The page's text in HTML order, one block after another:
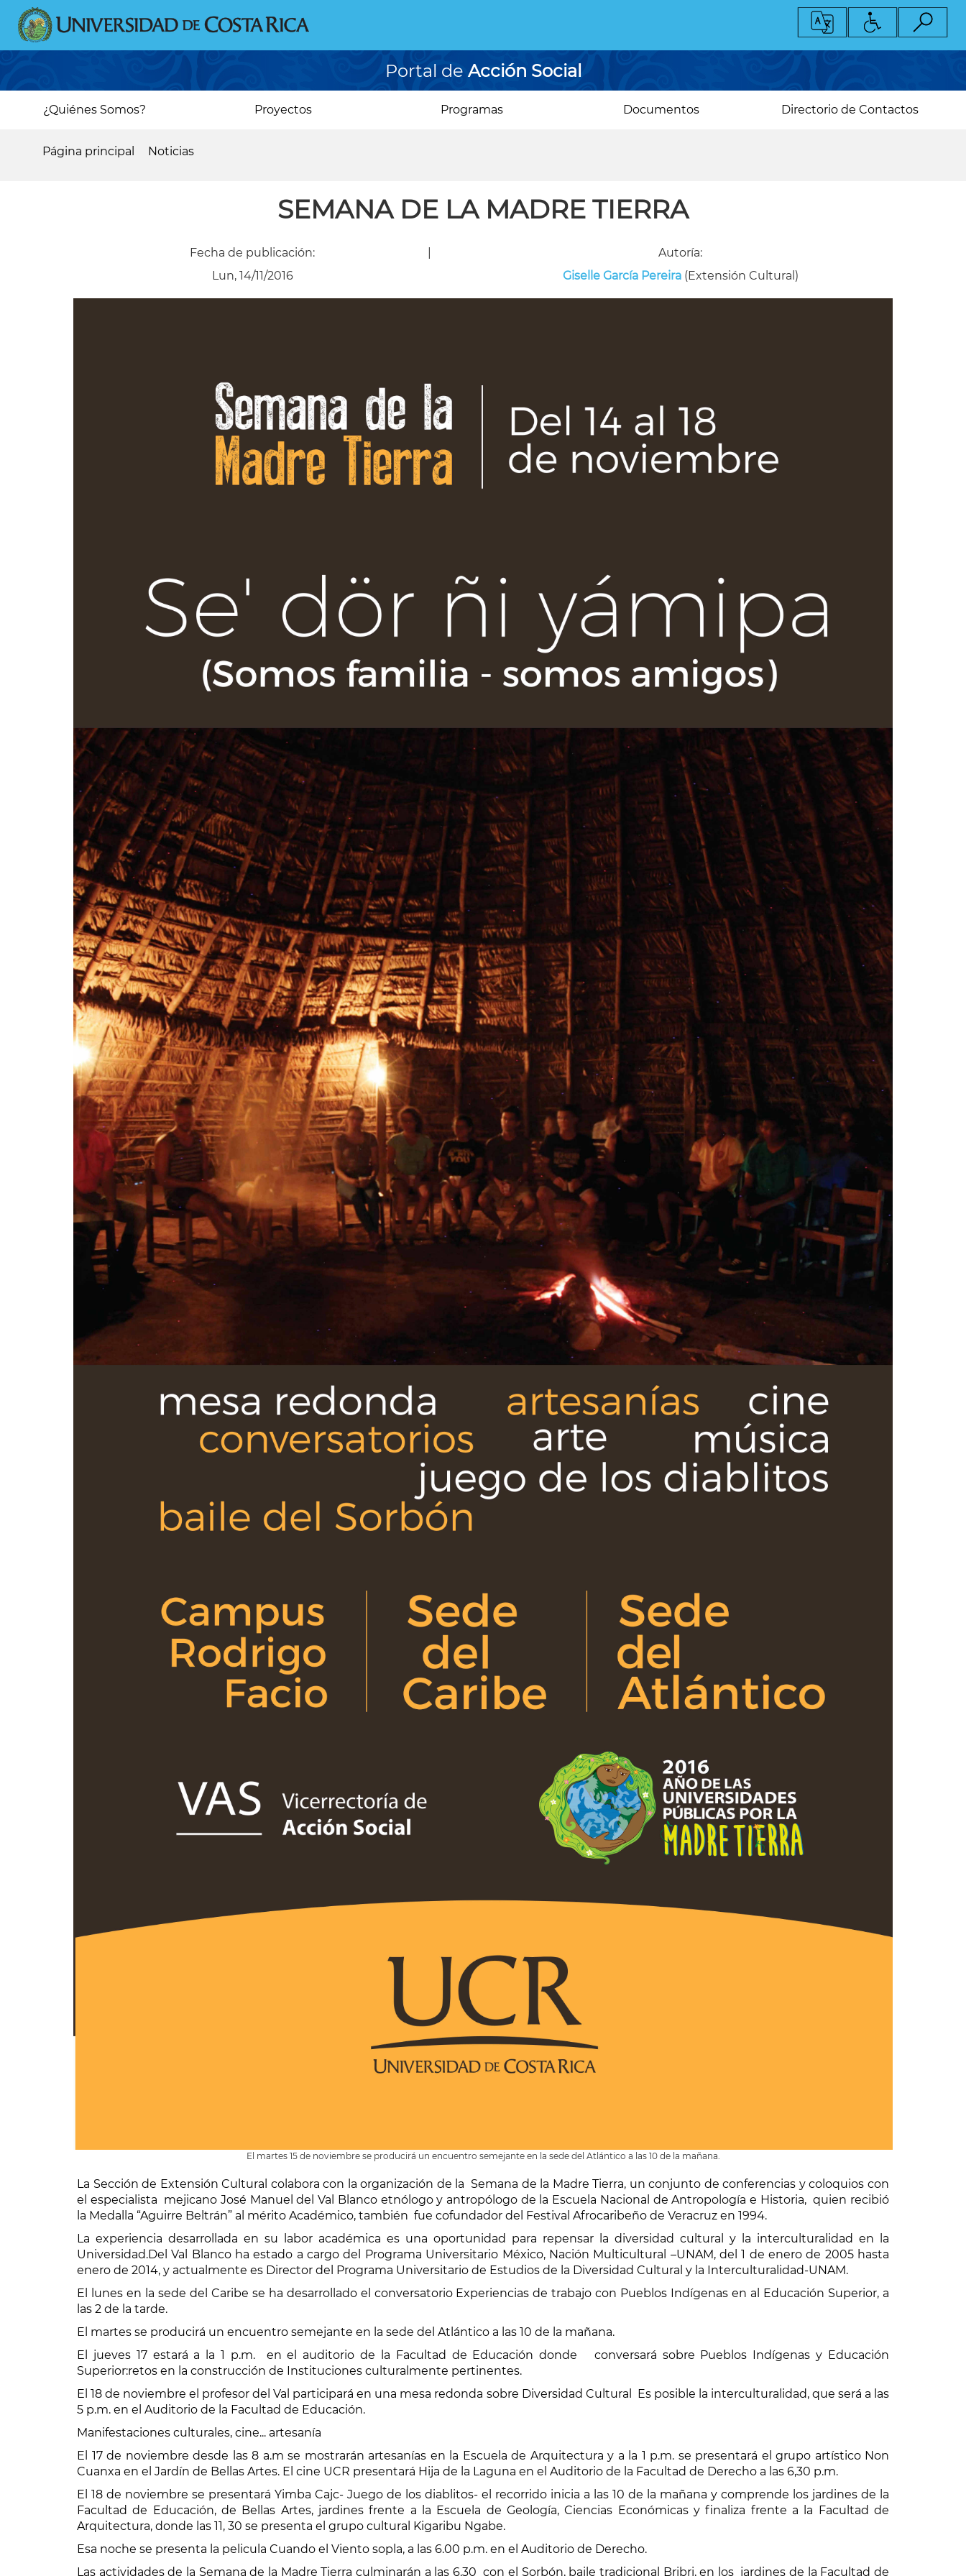
Pasar
contenido
principal
Portal de Acción Social
Main¿Quiénes Somos? Proyectos Programas Documentos Directorio de Contactos
Página principal Noticias
SEMANA DE LA MADRE TIERRA
Fecha de publicación:
Lun, 14/11/2016
Autoría:
Giselle García Pereira(Extensión Cultural)
El martes 15 de noviembre se producirá un encuentro semejante en la sede del Atlántico a las 10 de la mañana.
La Sección de Extensión Cultural colabora con la organización de la Semana de la Madre Tierra, un conjunto de conferencias y coloquios con
el especialista mejicano José Manuel del Val Blanco etnólogo y antropólogo de la Escuela Nacional de Antropología e Historia, quien recibió
la Medalla “Aguirre Beltrán” al mérito Académico, también fue cofundador del Festival Afrocaribeño de Veracruz en 1994.
La experiencia desarrollada en su labor académica es una oportunidad para repensar la diversidad cultural y la interculturalidad en la
Universidad.Del Val Blanco ha estado a cargo del Programa Universitario México, Nación Multicultural –UNAM, del 1 de enero de 2005 hasta
enero de 2014, y actualmente es Director del Programa Universitario de Estudios de la Diversidad Cultural y la Interculturalidad-UNAM.
El lunes en la sede del Caribe se ha desarrollado el conversatorio Experiencias de trabajo con Pueblos Indígenas en al Educación Superior, a
las 2 de la tarde.
El martes se producirá un encuentro semejante en la sede del Atlántico a las 10 de la mañana.
El jueves 17 estará a la 1 p.m. en el auditorio de la Facultad de Educación donde conversará sobre Pueblos Indígenas y Educación
Superior:retos en la construcción de Instituciones culturalmente pertinentes.
El 18 de noviembre el profesor del Val participará en una mesa redonda sobre Diversidad Cultural Es posible la interculturalidad, que será a las
5 p.m. en el Auditorio de la Facultad de Educación.
Manifestaciones culturales, cine... artesanía
El 17 de noviembre desde las 8 a.m se mostrarán artesanías en la Escuela de Arquitectura y a la 1 p.m. se presentará el grupo artístico Non
Cuanxa en el Jardín de Bellas Artes. El cine UCR presentará Hija de la Laguna en el Auditorio de la Facultad de Derecho a las 6,30 p.m.
El 18 de noviembre se presentará Yimba Cajc- Juego de los diablitos- el recorrido inicia a las 10 de la mañana y comprende los jardines de la
Facultad de Educación, de Bellas Artes, jardines frente a la Escuela de Geología, Ciencias Económicas y finaliza frente a la Facultad de
Arquitectura, donde las 11, 30 se presenta el grupo cultural Kigaribu Ngabe.
Esa noche se presenta la pelicula Cuando el Viento sopla, a las 6.00 p.m. en el Auditorio de Derecho.
Las actividades de la Semana de la Madre Tierra culminarán a las 6.30 con el Sorbón, baile tradicional Bribri, en los jardines de la Facultad de